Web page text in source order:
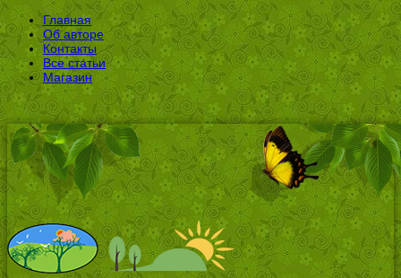
Главная
Об авторе
Контакты
Все статьи
Магазин